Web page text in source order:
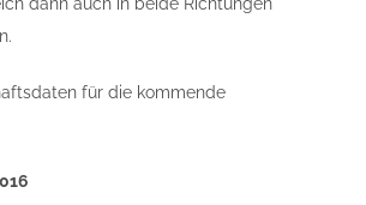
für die kommende